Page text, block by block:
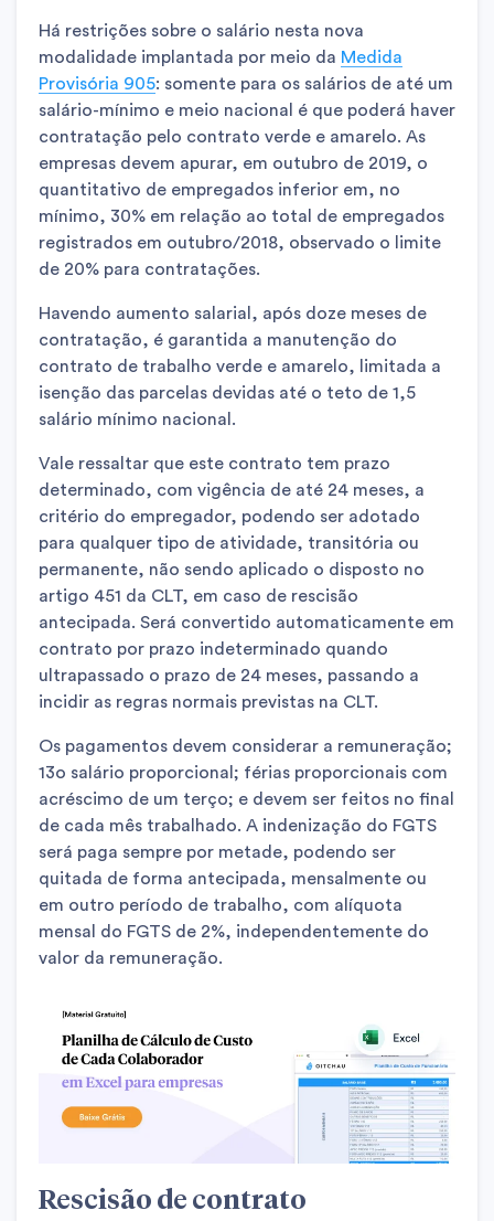
Há restrições sobre o salário nesta nova
modalidade implantada por meio da Medida
Provisória 905: somente para os salários de até um
salário-mínimo e meio nacional é que poderá haver
contratação pelo contrato verde e amarelo. As
empresas devem apurar, em outubro de 2019, o
quantitativo de empregados inferior em, no
mínimo, 30% em relação ao total de empregados
registrados em outubro/2018, observado o limite
de 20% para contratações.
Havendo aumento salarial, após doze meses de
contratação, é garantida a manutenção do
contrato de trabalho verde e amarelo, limitada a
isenção das parcelas devidas até o teto de 1,5
salário mínimo nacional.
Vale ressaltar que este contrato tem prazo
determinado, com vigência de até 24 meses, a
critério do empregador, podendo ser adotado
para qualquer tipo de atividade, transitória ou
permanente, não sendo aplicado o disposto no
artigo 451 da CLT, em caso de rescisão
antecipada. Será convertido automaticamente em
contrato por prazo indeterminado quando
ultrapassado o prazo de 24 meses, passando a
incidir as regras normais previstas na CLT.
Os pagamentos devem considerar a remuneração;
13o salário proporcional; férias proporcionais com
acréscimo de um terço; e devem ser feitos no final
de cada mês trabalhado. A indenização do FGTS
será paga sempre por metade, podendo ser
quitada de forma antecipada, mensalmente ou
em outro período de trabalho, com alíquota
mensal do FGTS de 2%, independentemente do
valor da remuneração.
Rescisão de contrato